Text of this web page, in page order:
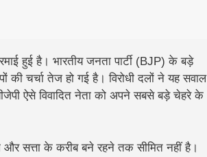
हुई है। भारतीय जनता पार्टी (BJP) के बड़े
की चर्चा तेज हो गई है। विरोधी दलों ने यह सवाल
ऐसे विवादित नेता को अपने सबसे बड़े चेहरे के
सत्ता के करीब बने रहने तक सीमित नहीं है।